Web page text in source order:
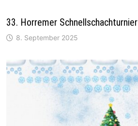
33. Horremer Schnellschachturnier
8. September 2025